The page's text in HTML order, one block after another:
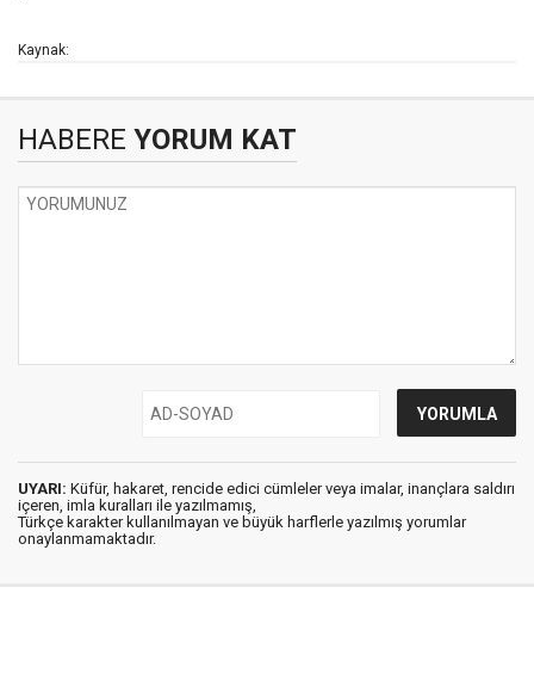
Kaynak:
HABERE YORUM KAT
UYARI: Küfür, hakaret, rencide edici cümleler veya imalar, inançlara saldırı
içeren, imla kuralları ile yazılmamış,
Türkçe karakter kullanılmayan ve büyük harflerle yazılmış yorumlar
onaylanmamaktadır.